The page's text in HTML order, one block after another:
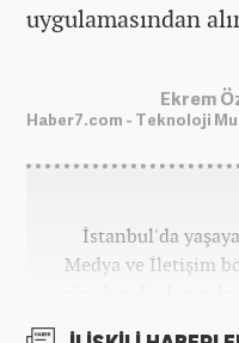
uygulamasından
Ekrem
Haber7.com - Teknoloji
İstanbul'da
Medya ve İletişim
süre kendi
şu an Haber7.com'da